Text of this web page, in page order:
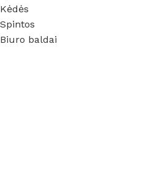
Kėdės
Spintos
Biuro baldai